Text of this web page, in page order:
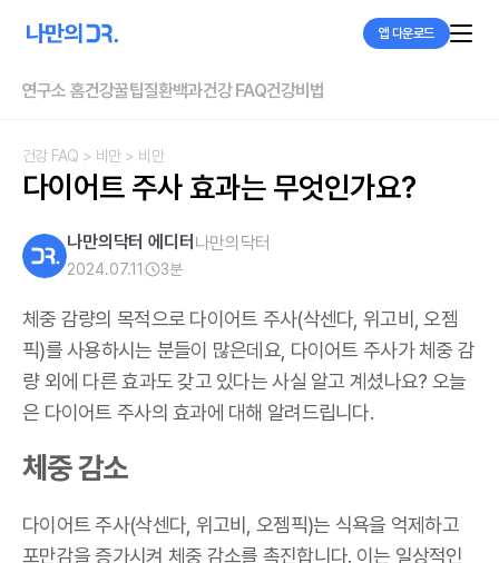
앱 다운로드
연구소 홈건강꿀팁질환백과건강 FAQ건강비법
건강 FAQ > 비만> 비만
다이어트 주사 효과는 무엇인가요?
나만의닥터 에디터 나만의닥터
2024.07.11 3분
체중 감량의 목적으로 다이어트 주사(삭센다, 위고비, 오젬
픽)를 사용하시는 분들이 많은데요, 다이어트 주사가 체중 감
량 외에 다른 효과도 갖고 있다는 사실 알고 계셨나요? 오늘
은 다이어트 주사의 효과에 대해 알려드립니다.
체중 감소
다이어트 주사(삭센다, 위고비, 오젬픽)는 식욕을 억제하고
포만감을 증가시켜 체중 감소를 촉진합니다. 이는 일상적인